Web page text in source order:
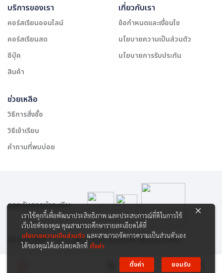
บริการของเรา
คอร์สเรียนออนไลน์
คอร์สเรียนสด
อีบุ๊ค
สินค้า
เกี่ยวกับเรา
ข้อกำหนดและเงื่อนไข
นโยบายความเป็นส่วนตัว
นโยบายการรับประกัน
ช่วยเหลือ
วิธีการสั่งซื้อ
วิธีเข้าเรียน
คำถามที่พบบ่อย
สงวนลิขสิทธิ์ © 2565 บริษัท สยาม เคาเซิลลิ่ง เซ็นเตอร์ จำกัด
รองรับการชำระเงิน:
เราใช้คุกกี้เพื่อพัฒนาประสิทธิภาพ และประสบการณ์ที่ดีในการใช้
เว็บไซต์ของคุณ คุณสามารถศึกษารายละเอียดได้ที่
นโยบายความเป็นส่วนตัว และสามารถจัดการความเป็นส่วนตัวเอง
ได้ของคุณได้เองโดยคลิกที่ ตั้งค่า
ตั้งค่า
ยอมรับ